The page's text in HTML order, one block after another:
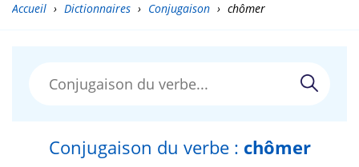
Accueil › Dictionnaires › Conjugaison › chômer
Conjugaison du verbe : chômer